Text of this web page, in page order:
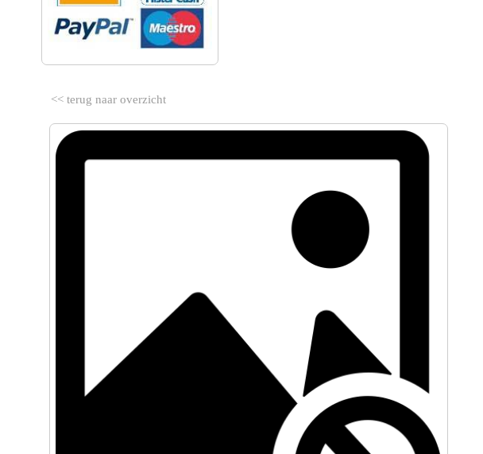
<< terug naar overzicht